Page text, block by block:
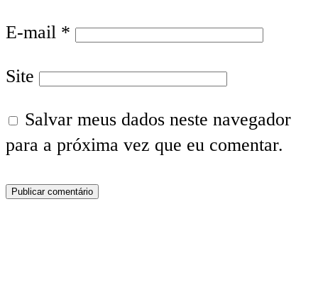
E-mail *
Site
Salvar meus dados neste navegador
para a próxima vez que eu comentar.